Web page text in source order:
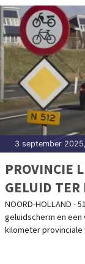
3 september
PROVINCIE
GELUID TER
NOORD-HOLLAND -
geluidscherm en een
kilometer provinciale